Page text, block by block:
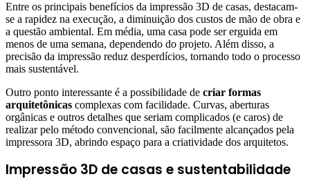
Entre os principais benefícios da impressão 3D de casas, destacam-
se a rapidez na execução, a diminuição dos custos de mão de obra e
a questão ambiental. Em média, uma casa pode ser erguida em
menos de uma semana, dependendo do projeto. Além disso, a
precisão da impressão reduz desperdícios, tornando todo o processo
mais sustentável.
Outro ponto interessante é a possibilidade de criar formas
arquitetônicas complexas com facilidade. Curvas, aberturas
orgânicas e outros detalhes que seriam complicados (e caros) de
realizar pelo método convencional, são facilmente alcançados pela
impressora 3D, abrindo espaço para a criatividade dos arquitetos.
Impressão 3D de casas e sustentabilidade